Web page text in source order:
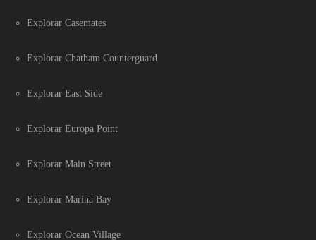
Explorar Casemates
Explorar Chatham Counterguard
Explorar East Side
Explorar Europa Point
Explorar Main Street
Explorar Marina Bay
Explorar Ocean Village